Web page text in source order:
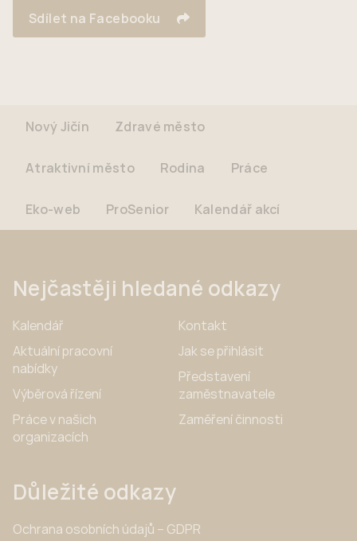
Sdílet na Facebooku
Nový Jičín Zdravé město
Atraktivní město Rodina Práce
Eko-web ProSenior Kalendář akcí
Nejčastěji hledané odkazy
Kalendář
Aktuální pracovní
nabídky
Výběrová řízení
Práce v našich
organizacích
Kontakt
Jak se přihlásit
Představení
zaměstnavatele
Zaměření činnosti
Důležité odkazy
Ochrana osobních údajů – GDPR